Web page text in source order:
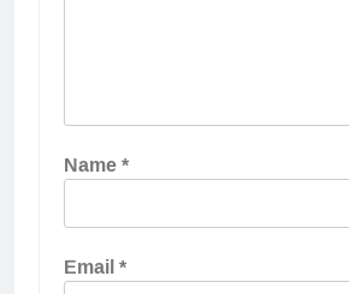
Name*
Email*